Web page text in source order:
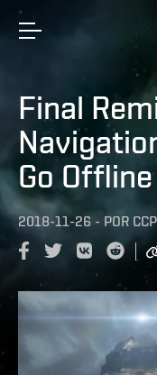
Final
Go
2018-11-26 - POR